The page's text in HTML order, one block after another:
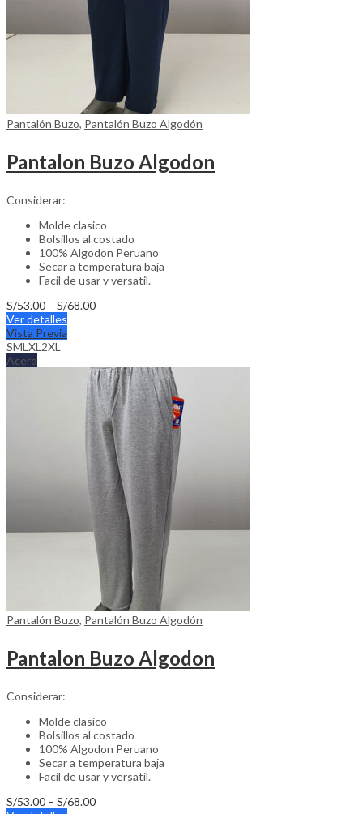
Pantalón Buzo, Pantalón Buzo Algodón
Pantalon Buzo Algodon
Considerar:
Molde clasico
Bolsillos al costado
100% Algodon Peruano
Secar a temperatura baja
Facil de usar y versatil.
S/53.00 – S/68.00Price
Ver detalles
variants.
The
options
chosen
product
Vista Previa
SML XL 2XL
Acero
Pantalón Buzo, Pantalón Buzo Algodón
Pantalon Buzo Algodon
Considerar:
Molde clasico
Bolsillos al costado
100% Algodon Peruano
Secar a temperatura baja
Facil de usar y versatil.
S/53.00 – S/68.00Price